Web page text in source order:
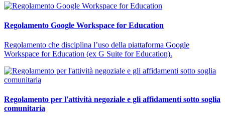
Regolamento Google Workspace for Education
Regolamento che disciplina l’uso della piattaforma Google
Workspace for Education (ex G Suite for Education).
Regolamento per l'attività negoziale e gli affidamenti sotto soglia
comunitaria